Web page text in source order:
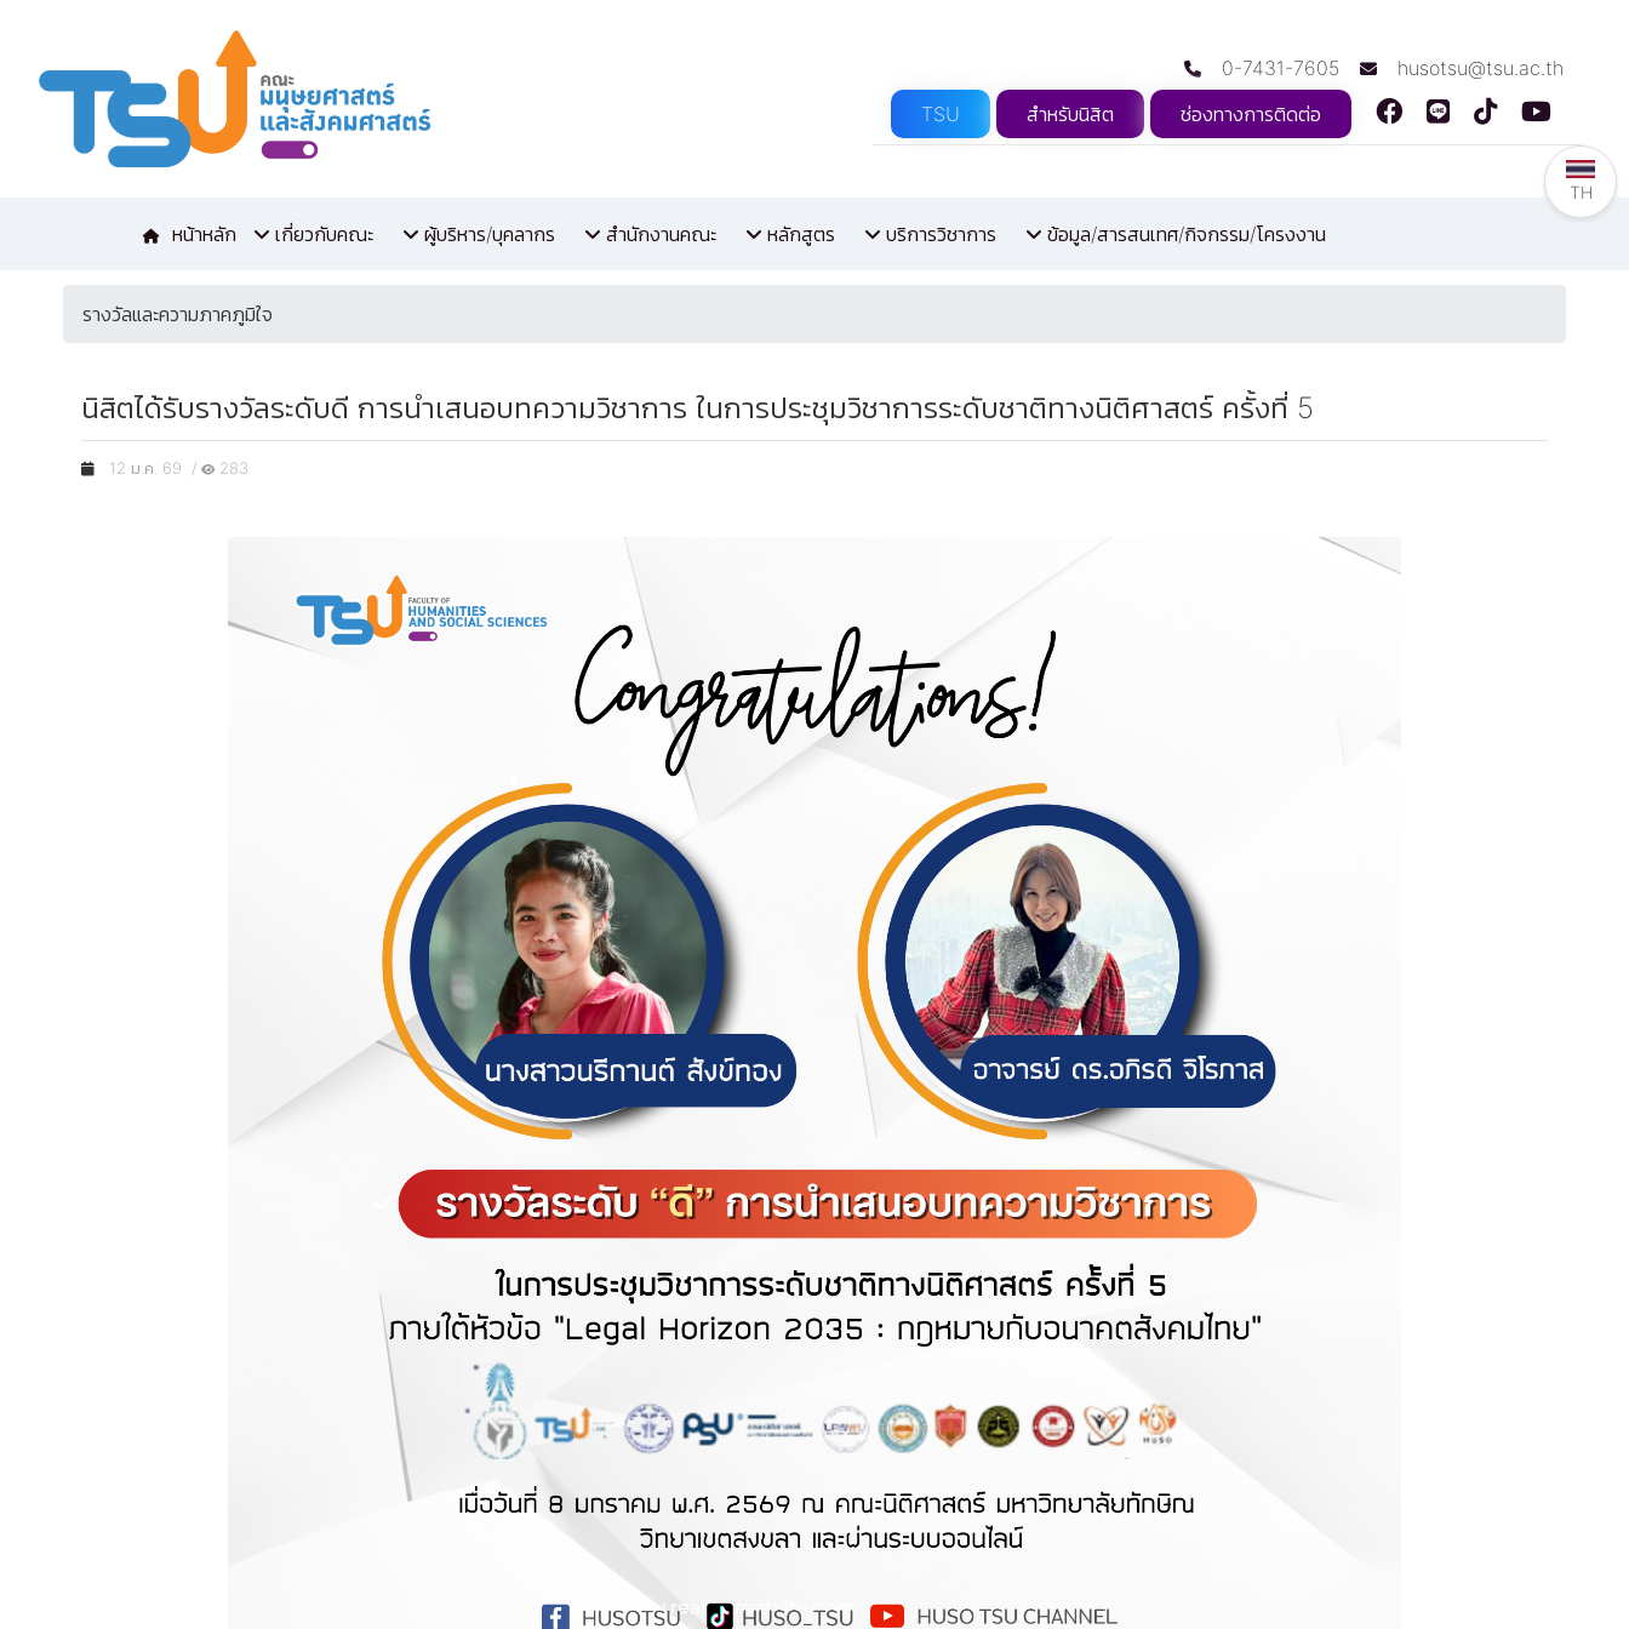
0-7431-7605
husotsu@tsu.ac.th
TSU
สำหรับนิสิต ช่องทางการติดต่อ
หน้าหลัก เกี่ยวกับคณะ ผู้บริหาร/บุคลากร สำนักงานคณะ หลักสูตร บริการวิชาการ ข้อมูล/สารสนเทศ/กิจกรรม/โครงงาน
รางวัลและความภาคภูมิใจ
นิสิตได้รับรางวัลระดับดี การนำเสนอบทความวิชาการ ในการประชุมวิชาการระดับชาติทางนิติศาสตร์ ครั้งที่ 5
12 ม.ค. 69 / 283
TH